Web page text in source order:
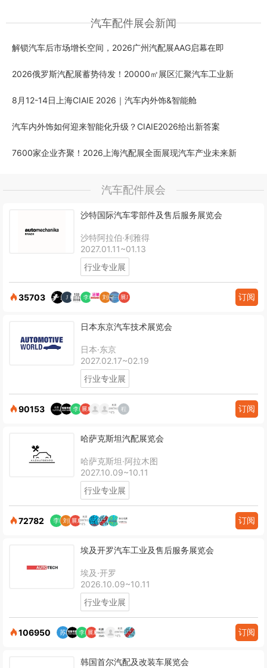
汽车配件展会新闻
解锁汽车后市场增长空间，2026广州汽配展AAG启幕在即
2026俄罗斯汽配展蓄势待发！20000㎡展区汇聚汽车工业新
8月12-14日上海CIAIE 2026｜汽车内外饰&智能舱
汽车内外饰如何迎来智能化升级？CIAIE2026给出新答案
7600家企业齐聚！2026上海汽配展全面展现汽车产业未来新
汽车配件展会
沙特国际汽车零部件及售后服务展览会
沙特阿拉伯·利雅得
2027.01.11~01.13
行业专业展
35703 订阅
日本东京汽车技术展览会
日本·东京
2027.02.17~02.19
行业专业展
90153 订阅
哈萨克斯坦汽配展览会
哈萨克斯坦·阿拉木图
2027.10.09~10.11
行业专业展
72782 订阅
埃及开罗汽车工业及售后服务展览会
埃及·开罗
2026.10.09~10.11
行业专业展
106950 订阅
韩国首尔汽配及改装车展览会